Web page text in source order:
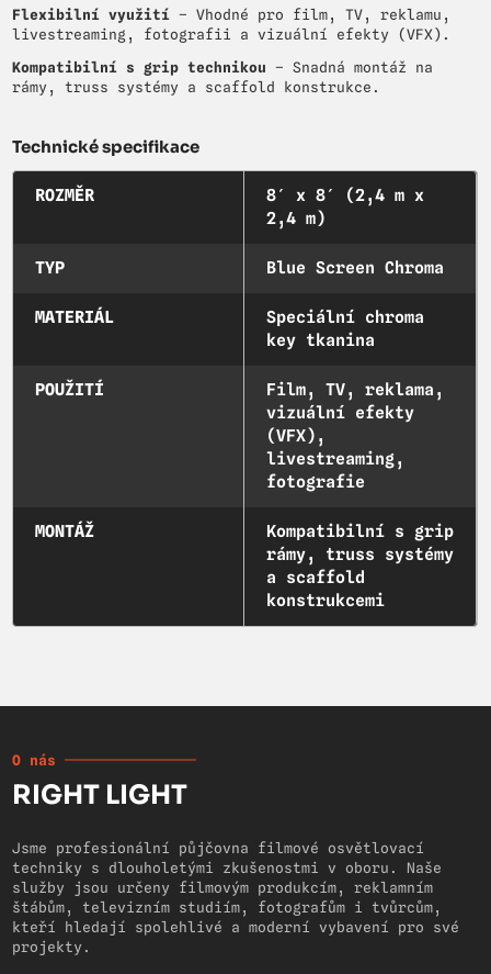
Flexibilní využití – Vhodné pro film, TV, reklamu,
livestreaming, fotografii a vizuální efekty (VFX).
Kompatibilní s grip technikou – Snadná montáž na
rámy, truss systémy a scaffold konstrukce.
Technické specifikace
ROZMĚR
8′ x 8′ (2,4 m x
2,4 m)
TYP Blue Screen Chroma
MATERIÁL
Speciální chroma
key tkanina
POUŽITÍ
Film, TV, reklama,
vizuální efekty
(VFX),
livestreaming,
fotografie
MONTÁŽ
Kompatibilní s grip
rámy, truss systémy
a scaffold
konstrukcemi
O nás
RIGHT LIGHT
Jsme profesionální půjčovna filmové osvětlovací
techniky s dlouholetými zkušenostmi v oboru. Naše
služby jsou určeny filmovým produkcím, reklamním
štábům, televizním studiím, fotografům i tvůrcům,
kteří hledají spolehlivé a moderní vybavení pro své
projekty.